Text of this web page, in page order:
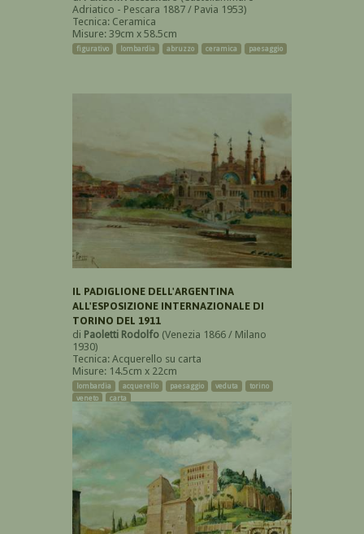
Adriatico - Pescara 1887 / Pavia 1953)
Tecnica: Ceramica
Misure: 39cm x 58.5cm
figurativo lombardia abruzzo ceramica paesaggio
IL PADIGLIONE DELL'ARGENTINA
ALL'ESPOSIZIONE INTERNAZIONALE DI
TORINO DEL 1911
di Paoletti Rodolfo (Venezia 1866 / Milano
1930)
Tecnica: Acquerello su carta
Misure: 14.5cm x 22cm
lombardia acquerello paesaggio veduta
torino
veneto
carta